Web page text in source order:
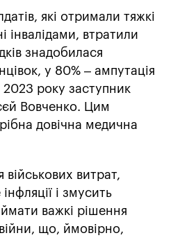
які отримали тяжкі
інвалідами, втратили
знадобилася
у 80% – ампутація
2023 року заступник
Вовченко. Цим
довічна медична
військових витрат,
і змусить
важкі рішення
що, ймовірно,